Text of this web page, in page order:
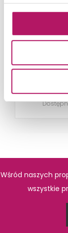
DODAJ
Wśród naszych
wszystkie